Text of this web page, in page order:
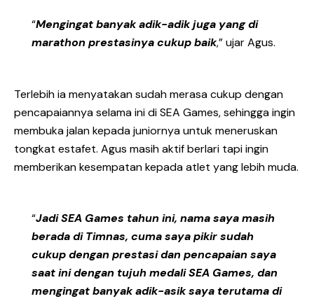
“Mengingat banyak adik-adik juga yang di
marathon prestasinya cukup baik,” ujar Agus.
Terlebih ia menyatakan sudah merasa cukup dengan
pencapaiannya selama ini di SEA Games, sehingga ingin
membuka jalan kepada juniornya untuk meneruskan
tongkat estafet. Agus masih aktif berlari tapi ingin
memberikan kesempatan kepada atlet yang lebih muda.
“Jadi SEA Games tahun ini, nama saya masih
berada di Timnas, cuma saya pikir sudah
cukup dengan prestasi dan pencapaian saya
saat ini dengan tujuh medali SEA Games, dan
mengingat banyak adik-asik saya terutama di